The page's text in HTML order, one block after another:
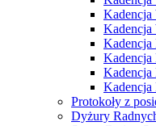
Kadencja
Kadencja
Protokoły z
Dyżury